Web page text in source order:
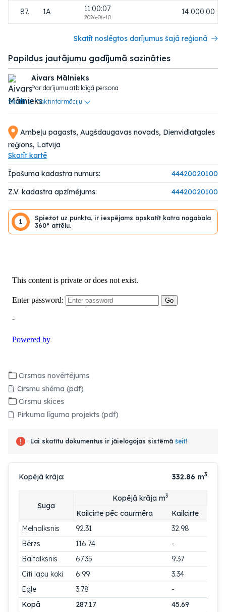
Ambeļu pagasts, Augšdaugavas novads, Dienvidlatgales
reģions, Latvija
Skatīt kartē
Īpašuma kadastra numurs:
44420020100
Z.V. kadastra apzīmējums:
44420020100
1
Spiežot uz punkta, ir iespējams apskatīt katra nogabala
360° attēlu.
Cirsmas novērtējums
Cirsmu shēma (pdf)
Cirsmu skices
Pirkuma līguma projekts (pdf)
Lai skatītu dokumentus ir jāielogojas sistēmā šeit!
Kopējā krāja: 332.86 m3
Suga
Kopējā krāja m3
Kailcirte pēc caurmēra
Kailcirte
Melnalksnis
92.31
32.98
Bērzs
116.74
-
Baltalksnis
67.35
9.37
Citi lapu koki
6.99
3.34
Egle
3.78
-
Kopā
287.17 45.69
87. 1A 11:00:07
2026-06-10
14 000.00
Skatīt noslēgtos darījumus šajā reģionā
Papildus jautājumu gadījumā sazināties
Aivars Mālnieks
Par darījumu atbildīgā persona
Skatīt kontaktinformāciju